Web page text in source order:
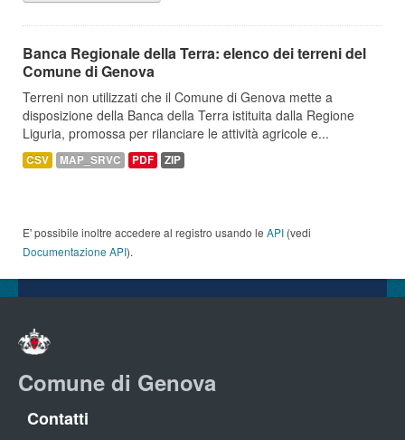
Banca Regionale della Terra: elenco dei terreni del
Comune di Genova
Terreni non utilizzati che il Comune di Genova mette a
disposizione della Banca della Terra istituita dalla Regione
Liguria, promossa per rilanciare le attività agricole e...
CSV MAP_SRVC PDF ZIP
E' possibile inoltre accedere al registro usando le API (vedi
Documentazione API).
Comune di Genova
Contatti